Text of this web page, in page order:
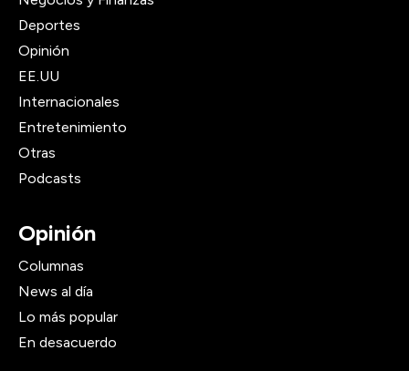
Deportes
Opinión
EE.UU
Internacionales
Entretenimiento
Otras
Podcasts
Opinión
Columnas
News al día
Lo más popular
En desacuerdo